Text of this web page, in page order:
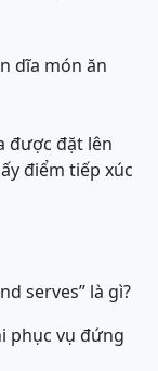
dĩa món ăn
được đặt lên
điểm tiếp xúc
serves” là gì?
phục vụ đứng